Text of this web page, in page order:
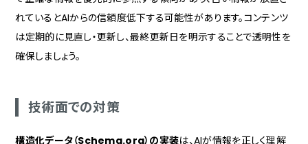
れているとAIからの信頼度低下する可能性があります。コンテンツ
は定期的に見直し・更新し、最終更新日を明示することで透明性を
確保しましょう。
技術面での対策
構造化データ（Schema.org）の実装は、AIが情報を正しく理解